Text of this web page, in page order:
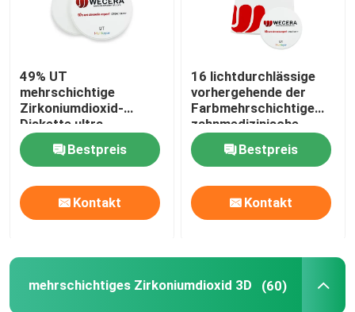
49% UT
mehrschichtige
Zirkoniumdioxid-
Diskette ultra
lichtdurchlässige 600
zahnmedizinische
keramische Blöcke
Mpa
Bestpreis
Kontakt
16 lichtdurchlässige
vorhergehende der
Farbmehrschichtige
zahnmedizinische
Zirkoniumdioxid-
Disketten-49% ultra
Bestpreis
Kontakt
mehrschichtiges Zirkoniumdioxid 3D (60)